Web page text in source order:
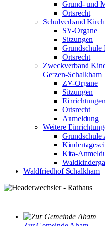
Grund- und
Ortsrecht
Schulverband
SV-Organe
Sitzungen
Grundschule
Ortsrecht
Zweckverband
Gerzen-Schalkham
ZV-Organe
Sitzungen
Einrichtungen
Ortsrecht
Anmeldung
Weitere
Grundschule
Kita-
Waldfriedhof Schalkham